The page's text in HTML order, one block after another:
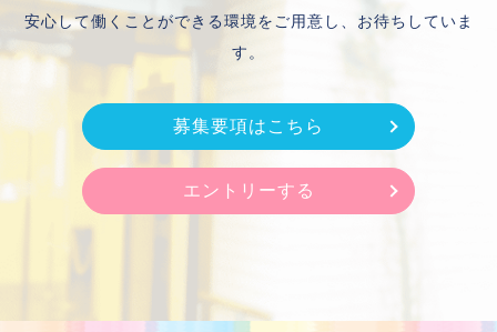
安心して働くことができる環境をご用意し、お待ちしていま
す。
募集要項はこちら
エントリーする